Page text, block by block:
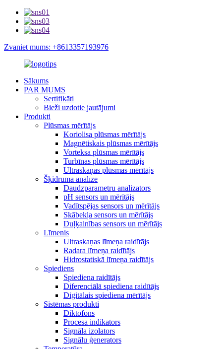
Zvaniet mums: +8613357193976
Sākums
PAR MUMS
Sertifikāti
Bieži uzdotie jautājumi
Produkti
Plūsmas mērītājs
Koriolisa plūsmas mērītājs
Magnētiskais plūsmas mērītājs
Vorteksa plūsmas mērītājs
Turbīnas plūsmas mērītājs
Ultraskaņas plūsmas mērītājs
Šķidruma analīze
Daudzparametru analizators
pH sensors un mērītājs
Vadītspējas sensors un mērītājs
Skābekļa sensors un mērītājs
Duļķainības sensors un mērītājs
Līmenis
Ultraskaņas līmeņa raidītājs
Radara līmeņa raidītājs
Hidrostatiskā līmeņa raidītājs
Spiediens
Spiediena raidītājs
Diferenciālā spiediena raidītājs
Digitālais spiediena mērītājs
Sistēmas produkti
Diktofons
Procesa indikators
Signāla izolators
Signālu ģenerators